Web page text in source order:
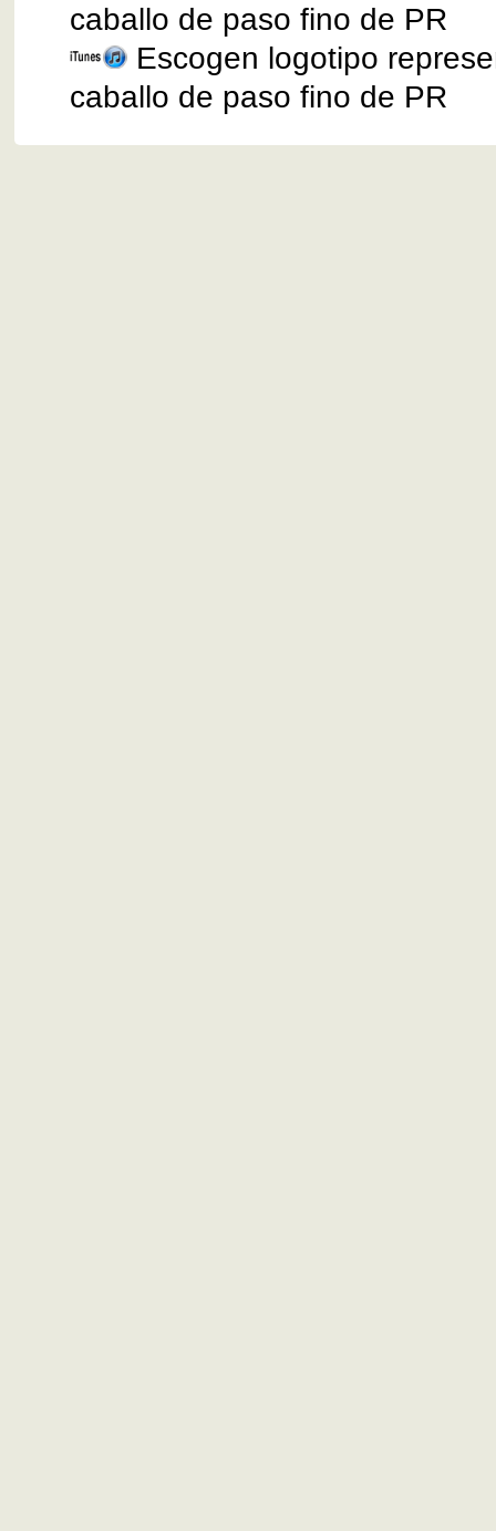
caballo de paso fino de PR
Escogen logotipo
caballo de paso fino de PR